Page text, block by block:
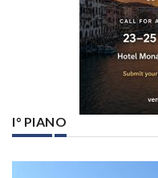
I° PIANO